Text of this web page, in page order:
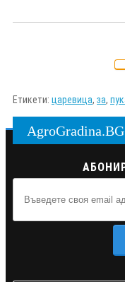
Етикети: царевица, за,
AgroGradina.BG